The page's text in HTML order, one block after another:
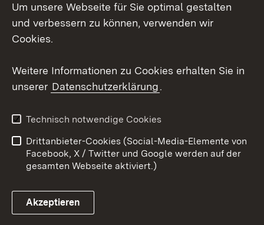
Mastodon
Youtube
Link zum Landesportal
Kontakt
Datenschutz
Barrierefreiheit
Impressum Cookies
Um unsere Webseite für Sie optimal gestalten
und verbessern zu können, verwenden wir
Cookies.
Weitere Informationen zu Cookies erhalten Sie in
unserer Datenschutzerklärung.
Technisch notwendige Cookies
Drittanbieter-Cookies (Social-Media-Elemente von
Facebook, X / Twitter und Google werden auf der
gesamten Webseite aktiviert.)
Akzeptieren